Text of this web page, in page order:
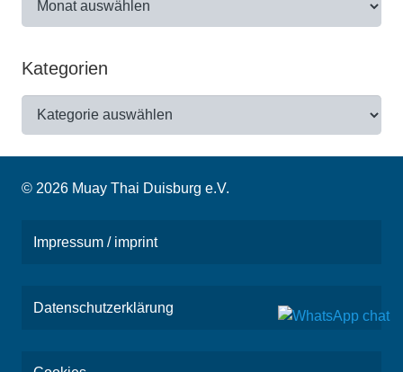
Kategorien
© 2026 Muay Thai Duisburg e.V.
Impressum / imprint
Datenschutzerklärung